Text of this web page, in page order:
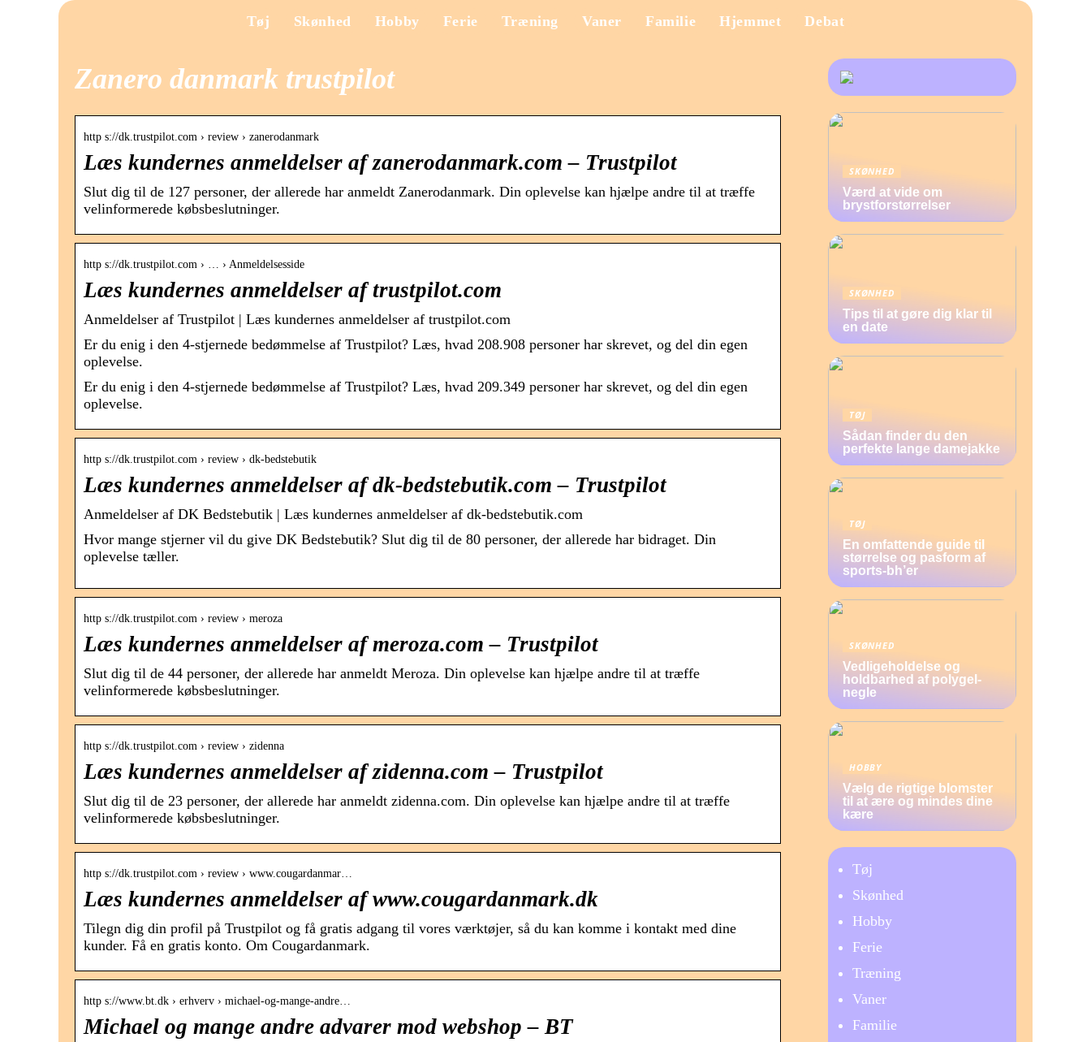
Tøj Skønhed Hobby Ferie Træning Vaner Familie Hjemmet Debat
Zanero danmark trustpilot
http s://dk.trustpilot.com › review › zanerodanmark
Læs kundernes anmeldelser af zanerodanmark.com – Trustpilot
Slut dig til de 127 personer, der allerede har anmeldt Zanerodanmark. Din oplevelse kan hjælpe andre til at træffe
velinformerede købsbeslutninger.
http s://dk.trustpilot.com › … › Anmeldelsesside
Læs kundernes anmeldelser af trustpilot.com
Anmeldelser af Trustpilot | Læs kundernes anmeldelser af trustpilot.com
Er du enig i den 4-stjernede bedømmelse af Trustpilot? Læs, hvad 208.908 personer har skrevet, og del din egen
oplevelse.
Er du enig i den 4-stjernede bedømmelse af Trustpilot? Læs, hvad 209.349 personer har skrevet, og del din egen
oplevelse.
http s://dk.trustpilot.com › review › dk-bedstebutik
Læs kundernes anmeldelser af dk-bedstebutik.com – Trustpilot
Anmeldelser af DK Bedstebutik | Læs kundernes anmeldelser af dk-bedstebutik.com
Hvor mange stjerner vil du give DK Bedstebutik? Slut dig til de 80 personer, der allerede har bidraget. Din
oplevelse tæller.
http s://dk.trustpilot.com › review › meroza
Læs kundernes anmeldelser af meroza.com – Trustpilot
Slut dig til de 44 personer, der allerede har anmeldt Meroza. Din oplevelse kan hjælpe andre til at træffe
velinformerede købsbeslutninger.
http s://dk.trustpilot.com › review › zidenna
Læs kundernes anmeldelser af zidenna.com – Trustpilot
Slut dig til de 23 personer, der allerede har anmeldt zidenna.com. Din oplevelse kan hjælpe andre til at træffe
velinformerede købsbeslutninger.
http s://dk.trustpilot.com › review › www.cougardanmar…
Læs kundernes anmeldelser af www.cougardanmark.dk
Tilegn dig din profil på Trustpilot og få gratis adgang til vores værktøjer, så du kan komme i kontakt med dine
kunder. Få en gratis konto. Om Cougardanmark.
http s://www.bt.dk › erhverv › michael-og-mange-andre…
Michael og mange andre advarer mod webshop – BT
SKØNHED
Værd at vide om
brystforstørrelser
SKØNHED
Tips til at gøre dig klar til
en date
TØJ
Sådan finder du den
perfekte lange damejakke
TØJ
En omfattende guide til
størrelse og pasform af
sports-bh’er
SKØNHED
Vedligeholdelse og
holdbarhed af polygel-
negle
HOBBY
Vælg de rigtige blomster
til at ære og mindes dine
kære
Tøj
Skønhed
Hobby
Ferie
Træning
Vaner
Familie